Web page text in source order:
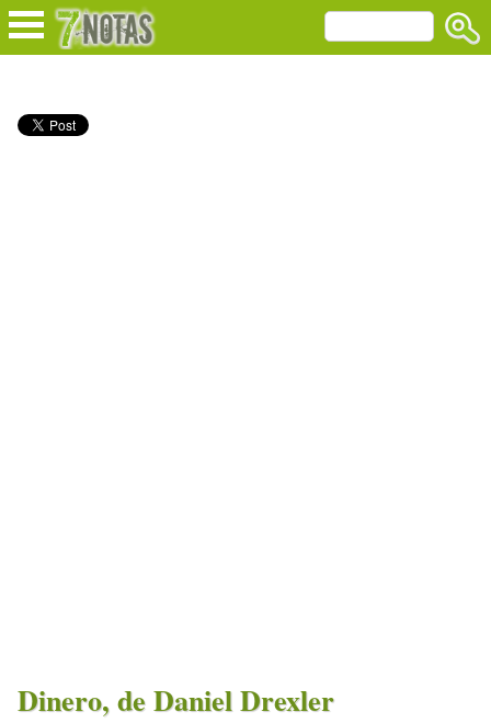
Dinero, de Daniel Drexler